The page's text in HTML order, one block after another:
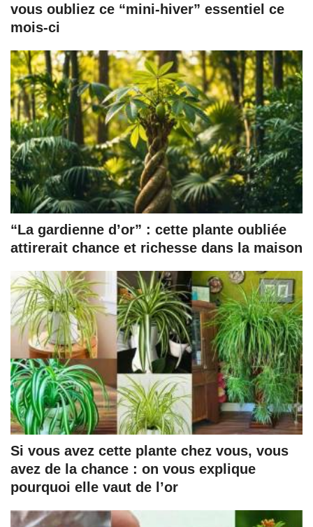
vous oubliez ce “mini-hiver” essentiel ce
mois-ci
“La gardienne d’or” : cette plante oubliée
attirerait chance et richesse dans la maison
Si vous avez cette plante chez vous, vous
avez de la chance : on vous explique
pourquoi elle vaut de l’or